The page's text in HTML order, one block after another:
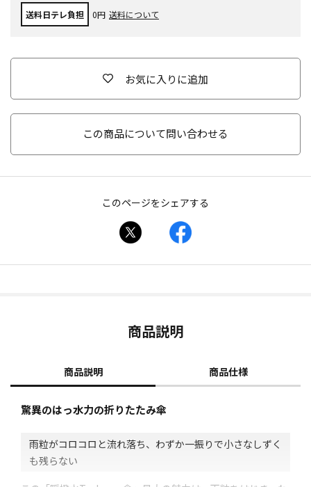
送料日テレ負担 0円 送料について
お気に入りに追加
この商品について問い合わせる
このページをシェアする
商品説明
商品説明 商品仕様
驚異のはっ水力の折りたたみ傘
雨粒がコロコロと流れ落ち、わずか一振りで小さなしずく
も残らない